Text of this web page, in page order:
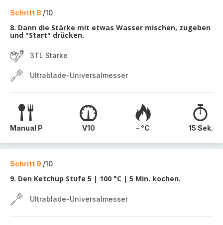
Schritt 8 /10
8. Dann die Stärke mit etwas Wasser mischen, zugeben
und "Start" drücken.
3TL Stärke
Ultrablade-Universalmesser
Manual P V10 - °C 15 Sek.
Schritt 9 /10
9. Den Ketchup Stufe 5 | 100 °C | 5 Min. kochen.
Ultrablade-Universalmesser